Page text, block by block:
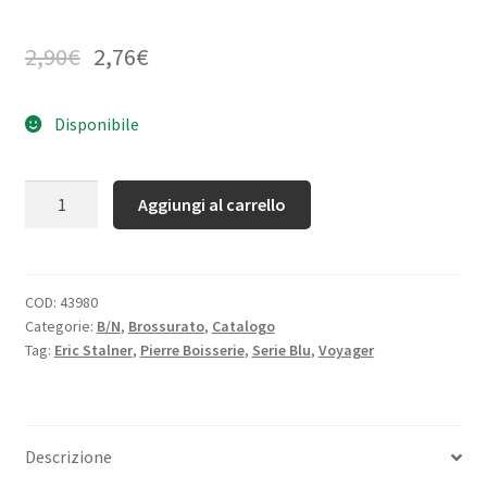
2,90€ 2,76€
Disponibile
Aggiungi al carrello
COD: 43980
Categorie: B/N, Brossurato, Catalogo
Tag: Eric Stalner, Pierre Boisserie, Serie Blu, Voyager
Descrizione